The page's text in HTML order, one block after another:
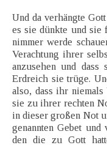
Und da verhängte
es sie dünkte und
nimmer werde
Verachtung ihrer
anzusehen und
Erdreich sie trüge.
also, dass ihr
sie zu ihrer rechten
in dieser großen Not
genannten Gebet
den die zu Gott